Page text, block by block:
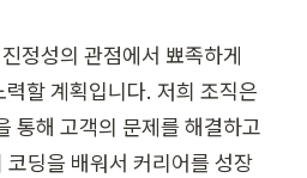
정성의 관점에서 뾰족하게
할 계획입니다. 저희 조직은
통해 고객의 문제를 해결하고
딩을 배워서 커리어를 성장